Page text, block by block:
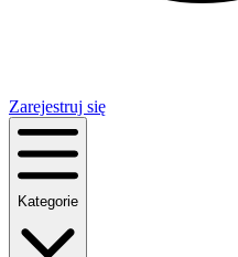
Zarejestruj się
Kategorie